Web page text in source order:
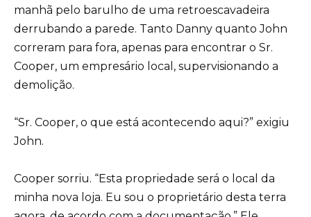
manhã pelo barulho de uma retroescavadeira
derrubando a parede. Tanto Danny quanto John
correram para fora, apenas para encontrar o Sr.
Cooper, um empresário local, supervisionando a
demolição.
“Sr. Cooper, o que está acontecendo aqui?” exigiu
John.
Cooper sorriu. “Esta propriedade será o local da
minha nova loja. Eu sou o proprietário desta terra